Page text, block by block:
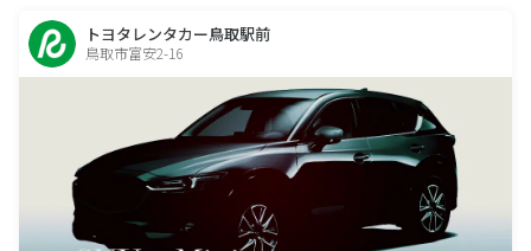
トヨタレンタカー鳥取駅前
鳥取市富安2-16